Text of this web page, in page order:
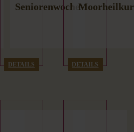
Seniorenwoche
DETAILS
Moorheilkur
DETAILS